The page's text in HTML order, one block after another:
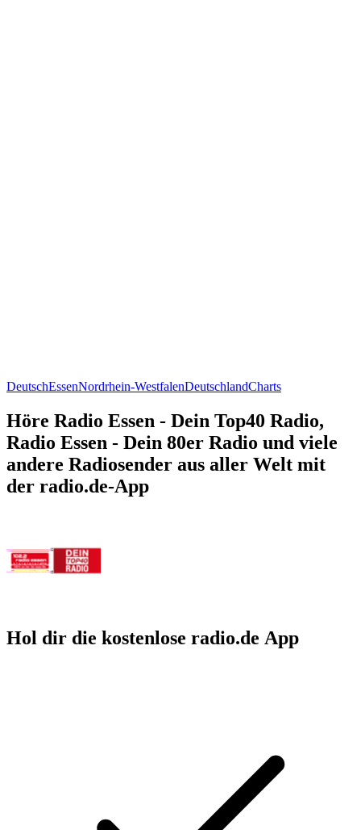
DeutschEssenNordrhein-WestfalenDeutschlandCharts
Höre Radio Essen - Dein Top40 Radio,
Radio Essen - Dein 80er Radio und viele
andere Radiosender aus aller Welt mit
der radio.de-App
Hol dir die kostenlose radio.de App